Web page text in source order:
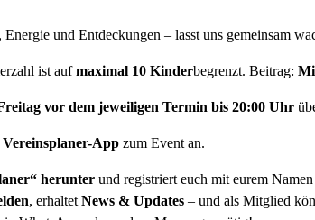
und Entdeckungen – lasst uns gemeinsam
ist aufmaximal 10 Kinderbegrenzt. Beitrag:
vor dem jeweiligen Termin bis 20:00 Uhr
Vereinsplaner-App zum Event an.
herunter und registriert euch mit eurem
, erhaltet News & Updates – und als Mitglied